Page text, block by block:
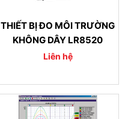
THIẾT BỊ ĐO MÔI TRƯỜNG
KHÔNG DÂY LR8520
Liên hệ